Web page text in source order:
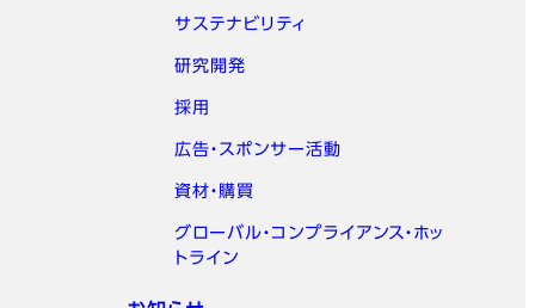
サステナビリティ
研究開発
採用
広告・スポンサー活動
資材・購買
グローバル・コンプライアンス・ホッ
トライン